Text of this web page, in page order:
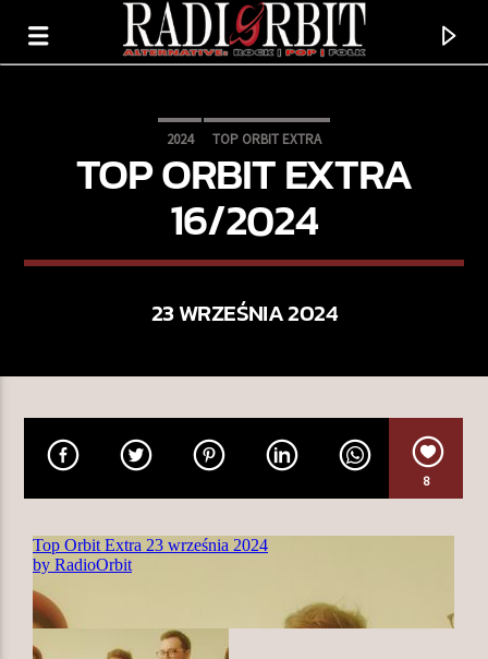
WHEN WE WERE YOUNG
FURY IN THE SLAUGHTERHOUSE
TERAZ W RAMÓWCE
12:00
2024 TOP ORBIT EXTRA
TOP ORBIT EXTRA
16/2024
23 WRZEŚNIA 2024
8